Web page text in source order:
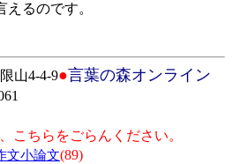
るのです。
山4-4-9●言葉の森オンライン
こちらをごらんください。
文小論文(89)